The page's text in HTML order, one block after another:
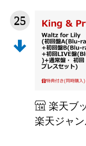
25
楽天ブ
楽天ジャ